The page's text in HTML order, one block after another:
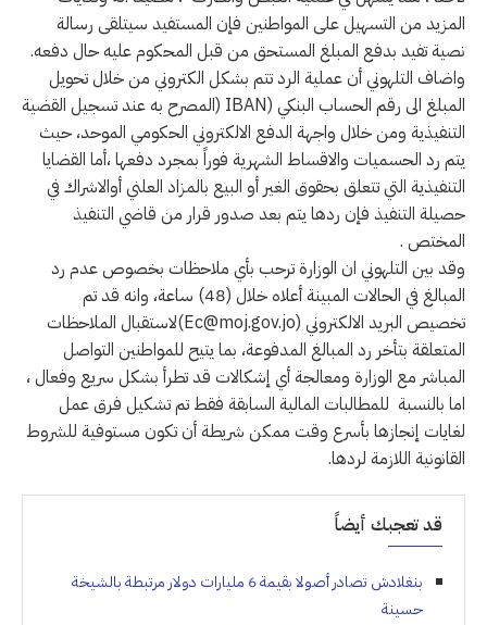
المزيد من التسهيل على المواطنين فإن المستفيد سيتلقى رسالة
نصية تفيد بدفع المبلغ المستحق من قبل المحكوم عليه حال دفعه.
واضاف التلهوني أن عملية الرد تتم بشكل الكتروني من خلال تحويل
المبلغ الى رقم الحساب البنكي (IBAN (المصرح به عند تسجيل القضية
التنفيذية ومن خلال واجهة الدفع الالكتروني الحكومي الموحد، حيث
يتم رد الحسميات والاقساط الشهرية فوراً بمجرد دفعها ،أما القضايا
التنفيذية التي تتعلق بحقوق الغير أو البيع بالمزاد العلني أوالاشراك في
حصيلة التنفيذ فإن ردها يتم بعد صدور قرار من قاضي التنفيذ
المختص .
وقد بين التلهوني ان الوزارة ترحب بأي ملاحظات بخصوص عدم رد
المبالغ في الحالات المبينة أعلاه خلال (48) ساعة، وانه قد تم
تخصيص البريد الالكتروني (Ec@moj.gov.jo)لاستقبال الملاحظات
المتعلقة بتأخر رد المبالغ المدفوعة، بما يتيح للمواطنين التواصل
المباشر مع الوزارة ومعالجة أي إشكالات قد تطرأ بشكل سريع وفعال ،
اما بالنسبة للمطالبات المالية السابقة فقط تم تشكيل فرق عمل
لغايات إنجازها بأسرع وقت ممكن شريطة أن تكون مستوفية للشروط
القانونية اللازمة لردها.
قد تعجبك أيضاً
بنغلادش تصادر أصولا بقيمة 6 مليارات دولار مرتبطة بالشيخة
حسينة